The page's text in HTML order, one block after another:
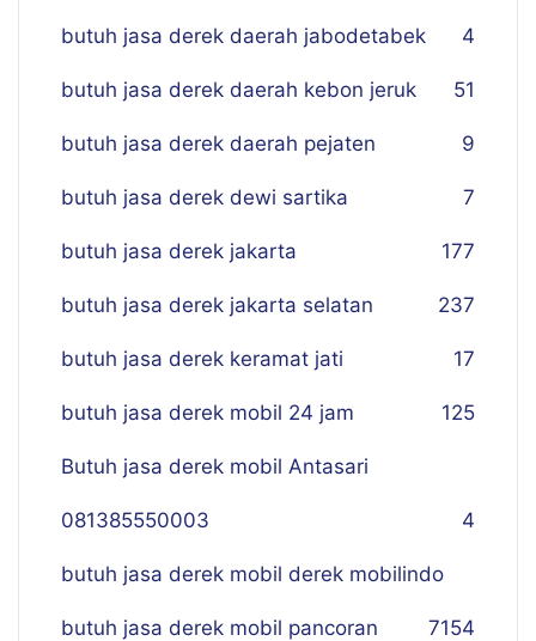
butuh jasa derek daerah jabodetabek 4
butuh jasa derek daerah kebon jeruk 51
butuh jasa derek daerah pejaten 9
butuh jasa derek dewi sartika 7
butuh jasa derek jakarta 177
butuh jasa derek jakarta selatan 237
butuh jasa derek keramat jati 17
butuh jasa derek mobil 24 jam 125
Butuh jasa derek mobil Antasari
081385550003 4
butuh jasa derek mobil derek mobilindo
154
butuh jasa derek mobil pancoran 7